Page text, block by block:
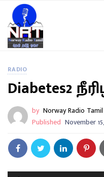
RADIO
Diabetes2
by Norway Radio Tamil
Published November